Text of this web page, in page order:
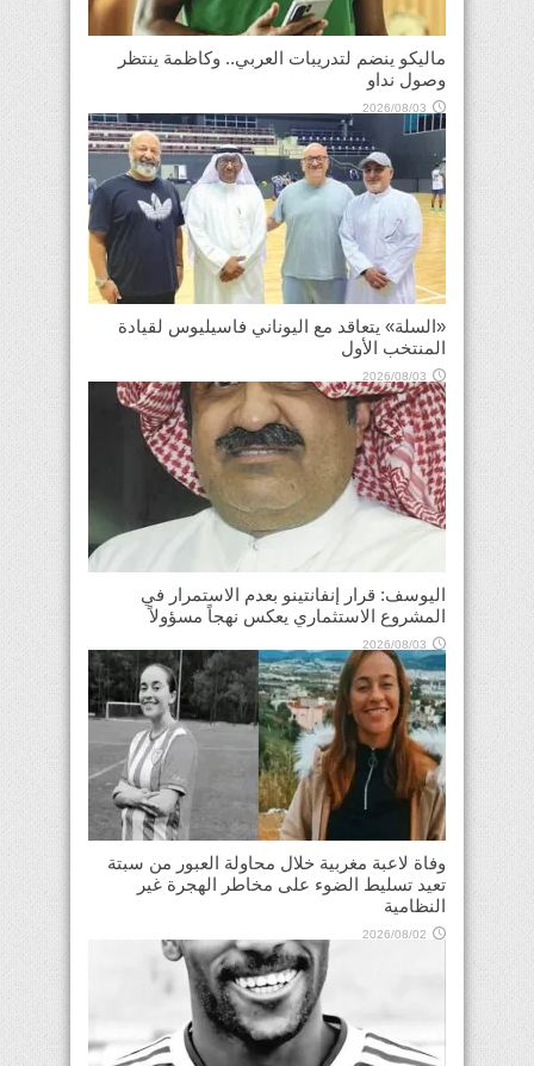
ماليكو ينضم لتدريبات العربي.. وكاظمة ينتظر
وصول نداو
2026/08/03
«السلة» يتعاقد مع اليوناني فاسيليوس لقيادة
المنتخب الأول
2026/08/03
اليوسف: قرار إنفانتينو بعدم الاستمرار في
المشروع الاستثماري يعكس نهجاً مسؤولاً
2026/08/03
وفاة لاعبة مغربية خلال محاولة العبور من سبتة
تعيد تسليط الضوء على مخاطر الهجرة غير
النظامية
2026/08/02